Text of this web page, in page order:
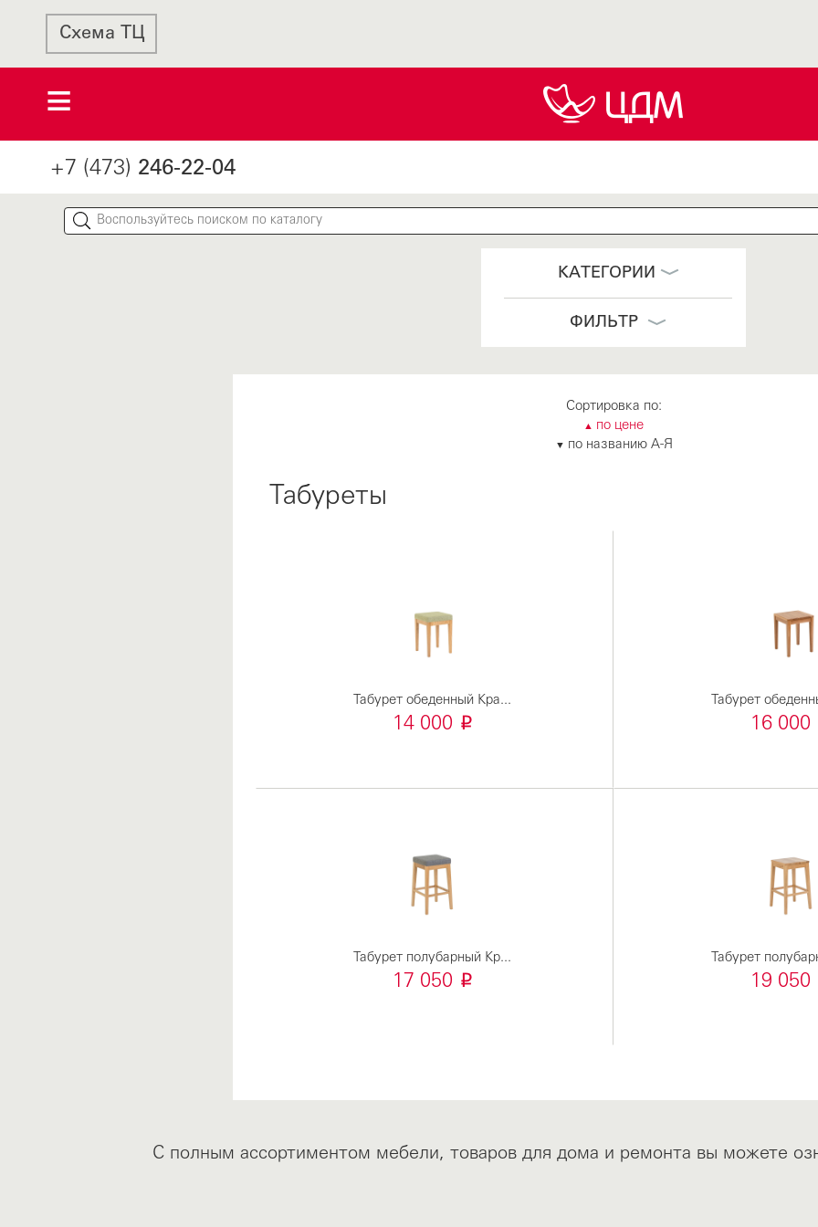
Схема ТЦ
+7 (473) 246-22-04
КАТЕГОРИИ
ФИЛЬТР
Сортировка по:
▲ по цене
▼ по названию А-Я
Табуреты
Табурет обеденный Кра...
14 000 i
Табурет
16 000
Табурет полубарный Кр...
17 050 i
Табурет
19 050
С полным ассортиментом мебели, товаров для дома и ремонта вы можете